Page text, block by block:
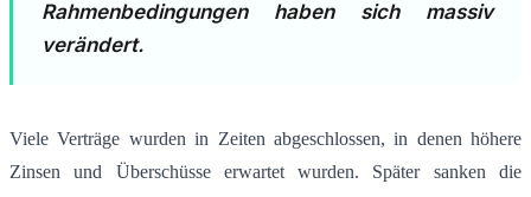
Rahmenbedingungen haben sich massiv
verändert.
Viele Verträge wurden in Zeiten abgeschlossen, in denen höhere
Zinsen und Überschüsse erwartet wurden. Später sanken die